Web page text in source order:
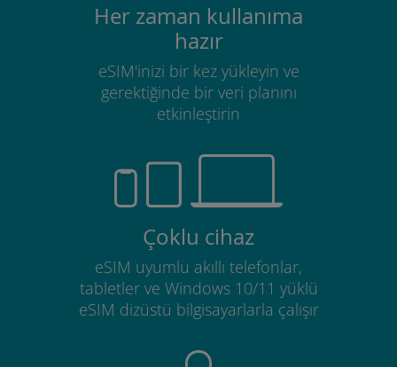
Her zaman kullanıma
hazır
eSIM'inizi bir kez yükleyin ve
gerektiğinde bir veri planını
etkinleştirin
Çoklu cihaz
eSIM uyumlu akıllı telefonlar,
tabletler ve Windows 10/11 yüklü
eSIM dizüstü bilgisayarlarla çalışır